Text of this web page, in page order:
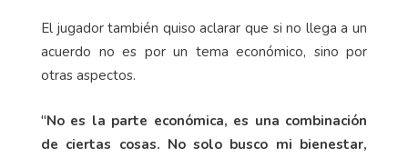
El jugador también quiso aclarar que si no llega a un
acuerdo no es por un tema económico, sino por
otras aspectos.
"No es la parte económica, es una combinación
de ciertas cosas. No solo busco mi bienestar,